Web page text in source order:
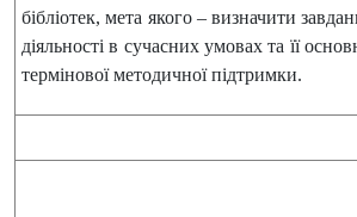
бібліотек, мета якого – визначити
діяльності в сучасних умовах та її
термінової методичної підтримки.